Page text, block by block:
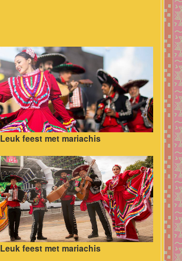
Leuk feest met mariachis
Leuk feest met mariachis